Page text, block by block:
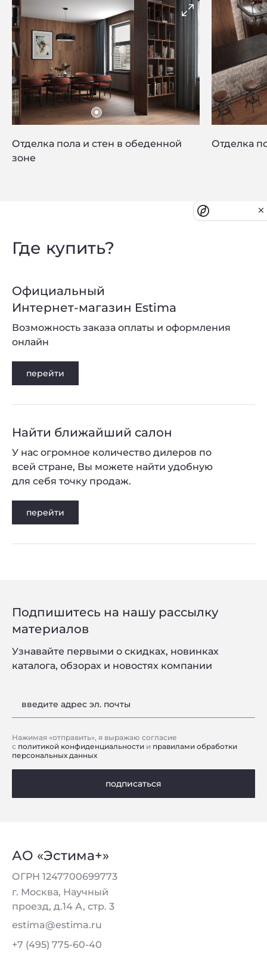
Отделка пола и стен в обеденной
зоне
Отделка
Где купить?
Официальный
Интернет-магазин Estima
перейти
Возможность заказа оплаты и оформления
онлайн
Найти ближайший салон
перейти
У нас огромное количество дилеров по
всей стране, Вы можете найти удобную
для себя точку продаж.
Подпишитесь на нашу рассылку
материалов
Узнавайте первыми о скидках, новинках
каталога, обзорах и новостях компании
введите адрес эл. почты
Нажимая «отправить», я выражаю согласие
с политикой конфиденциальности и правилами обработки
персональных данных
подписаться
АО «Эстима+»
ОГРН 1247700699773
г. Москва, Научный
проезд, д.14 А, стр. 3
estima@estima.ru
+7 (495) 775-60-40